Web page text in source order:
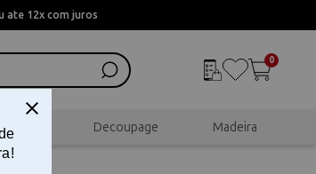
ate 12x com juros
0
Decoupage Madeira